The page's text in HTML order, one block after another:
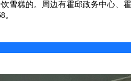
雪糕的。周边有霍邱政务中心